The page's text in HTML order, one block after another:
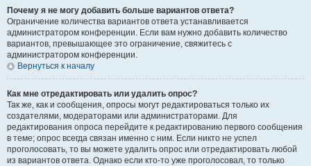
Почему я не могу добавить больше вариантов ответа?
Ограничение количества вариантов ответа устанавливается
администратором конференции. Если вам нужно добавить количество
вариантов, превышающее это ограничение, свяжитесь с
администратором конференции.
Вернуться к началу
Как мне отредактировать или удалить опрос?
Так же, как и сообщения, опросы могут редактироваться только их
создателями, модераторами или администраторами. Для
редактирования опроса перейдите к редактированию первого сообщения
в теме; опрос всегда связан именно с ним. Если никто не успел
проголосовать, то вы можете удалить опрос или отредактировать любой
из вариантов ответа. Однако если кто-то уже проголосовал, то только